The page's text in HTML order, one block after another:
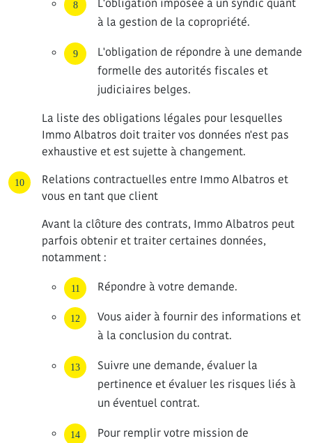
L'obligation imposée à un syndic quant
à la gestion de la copropriété.
L'obligation de répondre à une demande
formelle des autorités fiscales et
judiciaires belges.
La liste des obligations légales pour lesquelles
Immo Albatros doit traiter vos données n'est pas
exhaustive et est sujette à changement.
Relations contractuelles entre Immo Albatros et
vous en tant que client
Avant la clôture des contrats, Immo Albatros peut
parfois obtenir et traiter certaines données,
notamment :
Répondre à votre demande.
Vous aider à fournir des informations et
à la conclusion du contrat.
Suivre une demande, évaluer la
pertinence et évaluer les risques liés à
un éventuel contrat.
Pour remplir votre mission de